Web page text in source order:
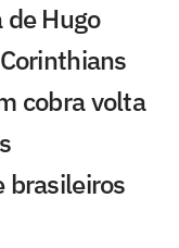
Hugo
cobra volta
brasileiros